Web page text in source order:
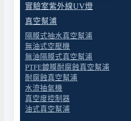
實驗室紫外線UV燈
真空幫浦
隔膜式抽水真空幫浦
無油式空壓機
無油隔膜式真空幫浦
PTFE鍍膜耐腐蝕真空幫浦
耐腐蝕真空幫浦
水流抽氣機
真空度控制器
油式真空幫浦
詳細規格請參閱本頁「規格
適合什麼應用
小型腐蝕性抽氣——酸消化
強酸蒸氣環境
不適合的應用